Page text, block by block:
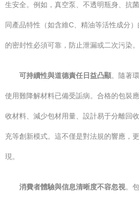
生安全。例如，真空泵、不透明瓶身、抗
同產品特性（如含維C、精油等活性成分
的密封性必須可靠，防止泄漏或二次污染。
可持續性與道德責任日益凸顯。隨著
使用難降解材料已備受詬病。合格的包裝
收材料、減少包材用量、設計易于分離回
充等創新模式。這不僅是對法規的響應，
現。
消費者體驗與信息清晰度不容忽視。